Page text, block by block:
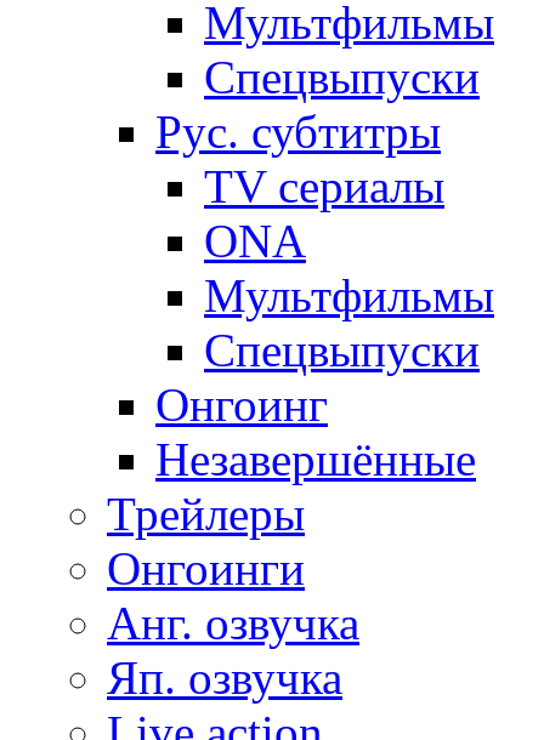
Мультфильмы
Спецвыпуски
Рус. субтитры
TV сериалы
ONA
Мультфильмы
Спецвыпуски
Онгоинг
Незавершённые
Трейлеры
Онгоинги
Анг. озвучка
Яп. озвучка